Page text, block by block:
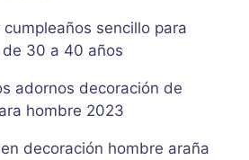
cumpleaños sencillo para
30 a 40 años
adornos decoración de
hombre 2023
decoración hombre araña